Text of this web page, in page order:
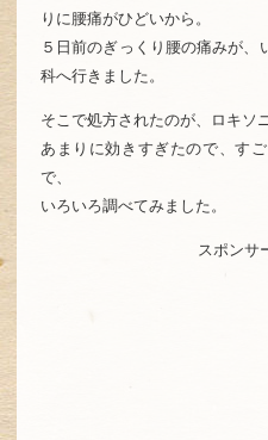
りに腰痛がひどいから。
５日前のぎっくり腰の痛みが
科へ行きました。
そこで処方されたのが、ロキソ
あまりに効きすぎたので、す
で、
いろいろ調べてみました。
スポンサ